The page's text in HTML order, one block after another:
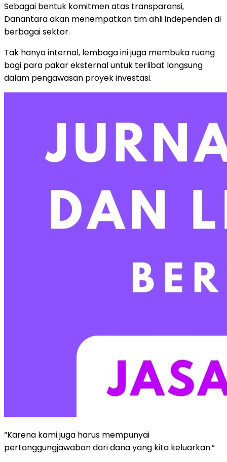
Sebagai bentuk komitmen atas transparansi,
Danantara akan menempatkan tim ahli independen di
berbagai sektor.
Tak hanya internal, lembaga ini juga membuka ruang
bagi para pakar eksternal untuk terlibat langsung
dalam pengawasan proyek investasi.
“Karena kami juga harus mempunyai
pertanggungjawaban dari dana yang kita keluarkan.”